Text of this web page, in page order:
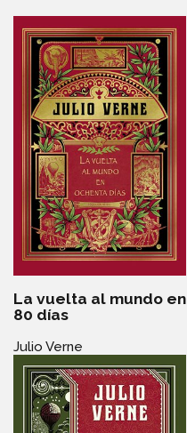
La vuelta al mundo en
80 días
Julio Verne